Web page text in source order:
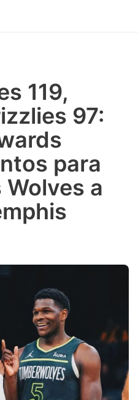
119,
97:
para
a